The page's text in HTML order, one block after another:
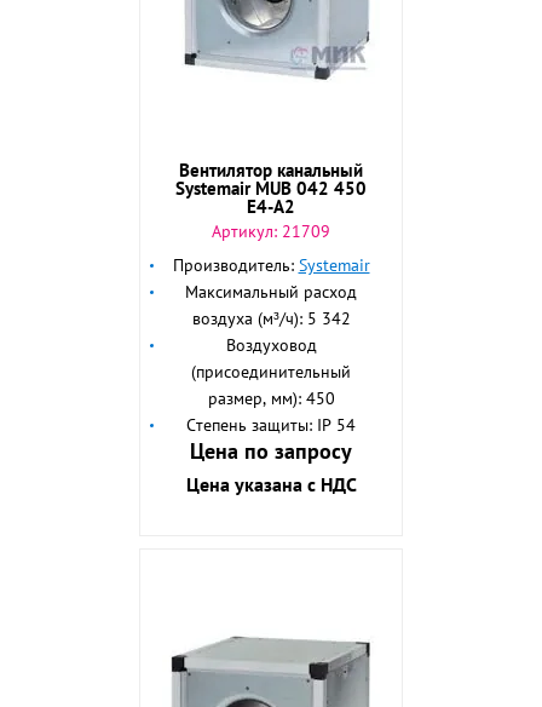
Вентилятор канальный
Systemair MUB 042 450
E4-A2
Артикул: 21709
Производитель: Systemair
Максимальный расход
воздуха (м³/ч): 5 342
Воздуховод
(присоединительный
размер, мм): 450
Степень защиты: IP 54
Цена по запросу
Цена указана с НДС